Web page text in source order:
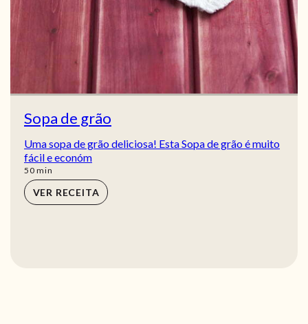
Sopa de grão
Uma sopa de grão deliciosa! Esta Sopa de grão é muito
fácil e económ
50min
min
VER RECEITA